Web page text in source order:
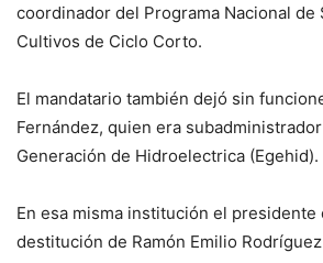
coordinador del Programa Nacional de
Cultivos de Ciclo Corto.
El mandatario también dejó sin
Fernández, quien era
Generación de Hidroelectrica (Egehid).
En esa misma institución el presidente
destitución de Ramón Emilio